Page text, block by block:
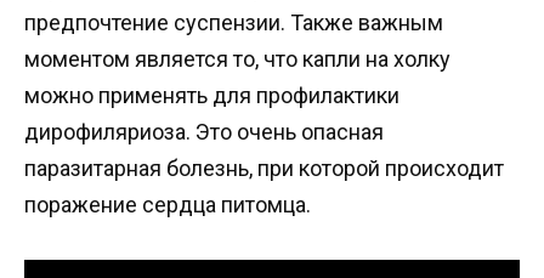
предпочтение суспензии. Также важным
моментом является то, что капли на холку
можно применять для профилактики
дирофиляриоза. Это очень опасная
паразитарная болезнь, при которой происходит
поражение сердца питомца.